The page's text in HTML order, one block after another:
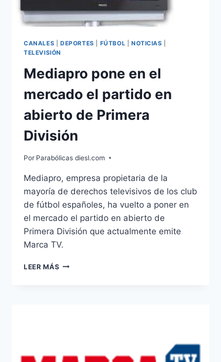
CANALES DEPORTES FÚTBOL NOTICIAS
TELEVISIÓN
Mediapro pone en el
mercado el partido en
abierto de Primera
División
Por Parabólicas diesl.com
Mediapro, empresa propietaria de la
mayoría de derechos televisivos de los club
de fútbol españoles, ha vuelto a poner en
el mercado el partido en abierto de
Primera División que actualmente emite
Marca TV.
LEER MÁS MEDIAPRO
DE